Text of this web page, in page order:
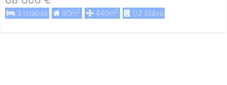
3 Istabas 80m2 440m2 1/2 Stāvs